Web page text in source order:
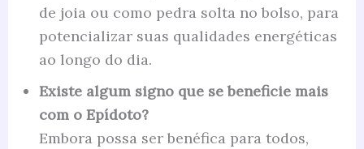
de joia ou como pedra solta no bolso, para
potencializar suas qualidades energéticas
ao longo do dia.
Existe algum signo que se beneficie mais
com o Epídoto?
Embora possa ser benéfica para todos,